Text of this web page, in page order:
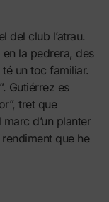
del club l’atrau.
la pedrera, des
un toc familiar.
Gutiérrez es
tret que
d’un planter
que he